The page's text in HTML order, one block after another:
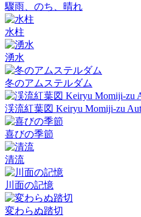
驟雨、のち、晴れ
水柱
湧水
冬のアムステルダム
渓流紅葉図 Keiryu Momiji-zu
喜びの季節
清流
川面の記憶
変わらぬ踏切